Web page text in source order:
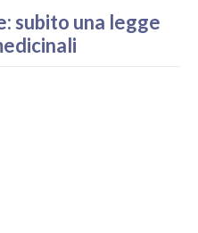
subito una legge